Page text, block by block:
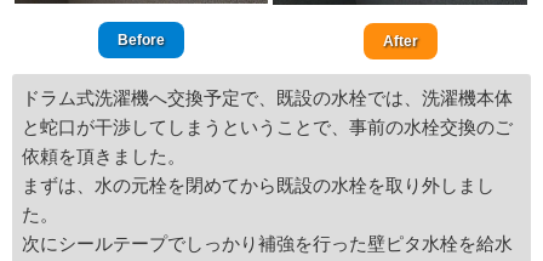
Before After
ドラム式洗濯機へ交換予定で、既設の水栓では、洗濯機本体
と蛇口が干渉してしまうということで、事前の水栓交換のご
依頼を頂きました。
まずは、水の元栓を閉めてから既設の水栓を取り外しまし
た。
次にシールテープでしっかり補強を行った壁ピタ水栓を給水